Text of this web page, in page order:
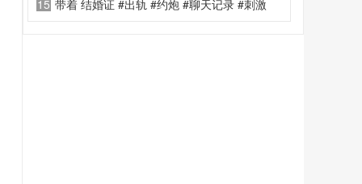
15 带着 结婚证 #出轨 #约炮 #聊天记录 #刺激